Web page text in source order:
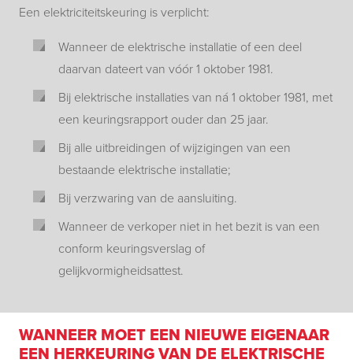
Een elektriciteitskeuring is verplicht:
Wanneer de elektrische installatie of een deel
daarvan dateert van vóór 1 oktober 1981.
Bij elektrische installaties van ná 1 oktober 1981, met
een keuringsrapport ouder dan 25 jaar.
Bij alle uitbreidingen of wijzigingen van een
bestaande elektrische installatie;
Bij verzwaring van de aansluiting.
Wanneer de verkoper niet in het bezit is van een
conform keuringsverslag of
gelijkvormigheidsattest.
WANNEER MOET EEN NIEUWE EIGENAAR
EEN HERKEURING VAN DE ELEKTRISCHE